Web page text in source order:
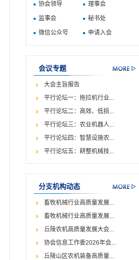
协会领导 理事会
监事会 秘书处
微信公众号 申请入会
会议专题
大会主旨报告
平行论坛一：拖拉机行业...
平行论坛二：高效、低损...
平行论坛三：农业机器人...
平行论坛四：智慧设施农...
平行论坛五：耕整机械技...
分支机构动态
畜牧机械行业高质量发展...
畜牧机械行业高质量发展...
丘陵农机高质量发展大会...
协会信息工作委2026年会...
丘陵山区农机装备高质量...